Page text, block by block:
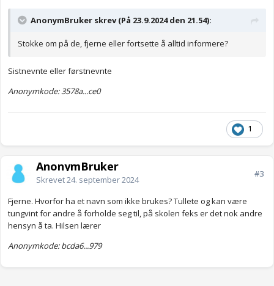
AnonymBruker skrev (På 23.9.2024 den 21.54):
Stokke om på de, fjerne eller fortsette å alltid informere?
Sistnevnte eller førstnevnte
Anonymkode: 3578a...ce0
1
AnonymBruker
Skrevet24. september 2024
#3
Fjerne. Hvorfor ha et navn som ikke brukes? Tullete og kan være
tungvint for andre å forholde seg til, på skolen feks er det nok andre
hensyn å ta. Hilsen lærer
Anonymkode: bcda6...979